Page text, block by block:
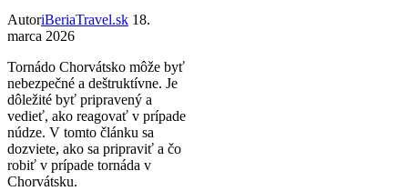
AutoriBeriaTravel.sk 18.
marca 2026
Tornádo Chorvátsko môže byť
nebezpečné a deštruktívne. Je
dôležité byť pripravený a
vedieť, ako reagovať v prípade
núdze. V tomto článku sa
dozviete, ako sa pripraviť a čo
robiť v prípade tornáda v
Chorvátsku.